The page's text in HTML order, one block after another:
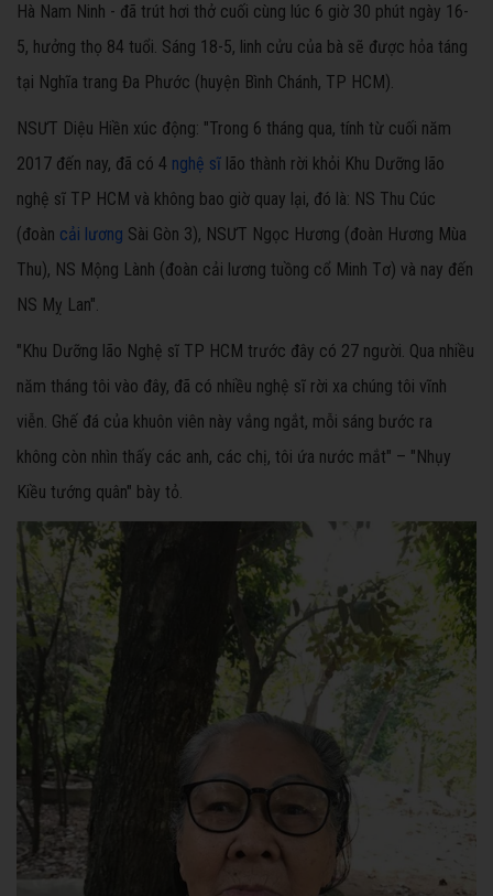
Hà Nam Ninh - đã trút hơi thở cuối cùng lúc 6 giờ 30 phút ngày 16-
5, hưởng thọ 84 tuổi. Sáng 18-5, linh cửu của bà sẽ được hỏa táng
tại Nghĩa trang Đa Phước (huyện Bình Chánh, TP HCM).
NSƯT Diệu Hiền xúc động: "Trong 6 tháng qua, tính từ cuối năm
2017 đến nay, đã có 4 nghệ sĩ lão thành rời khỏi Khu Dưỡng lão
nghệ sĩ TP HCM và không bao giờ quay lại, đó là: NS Thu Cúc
(đoàn cải lương Sài Gòn 3), NSƯT Ngọc Hương (đoàn Hương Mùa
Thu), NS Mộng Lành (đoàn cải lương tuồng cổ Minh Tơ) và nay đến
NS Mỵ Lan".
"Khu Dưỡng lão Nghệ sĩ TP HCM trước đây có 27 người. Qua nhiều
năm tháng tôi vào đây, đã có nhiều nghệ sĩ rời xa chúng tôi vĩnh
viễn. Ghế đá của khuôn viên này vắng ngắt, mỗi sáng bước ra
không còn nhìn thấy các anh, các chị, tôi ứa nước mắt" – "Nhụy
Kiều tướng quân" bày tỏ.